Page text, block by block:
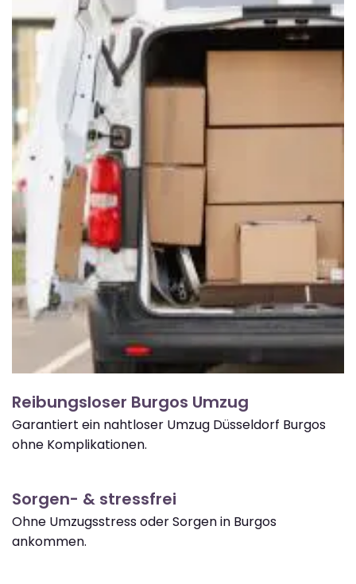
Reibungsloser Burgos Umzug
Garantiert ein nahtloser Umzug Düsseldorf Burgos
ohne Komplikationen.
Sorgen- & stressfrei
Ohne Umzugsstress oder Sorgen in Burgos
ankommen.